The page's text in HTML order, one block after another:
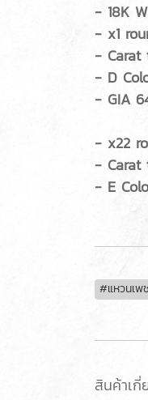
- 18K
- x1
- Carat
- D
- GIA
- x22
- Carat
- E
#แหวนเพ
สินค้าเกี่